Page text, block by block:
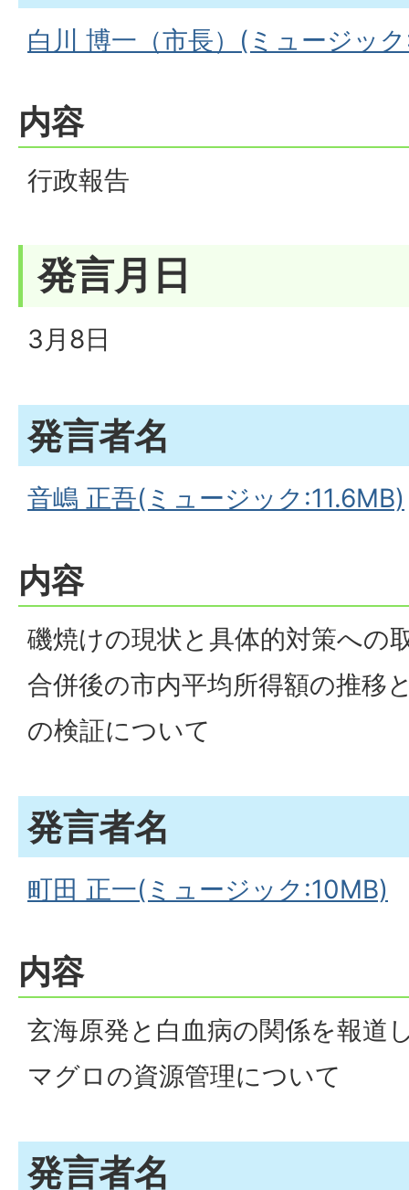
白川 博一（市長）(ミュージッ
内容
行政報告
発言月日
3月8日
発言者名
音嶋 正吾(ミュージック:11.6MB)
内容
磯焼けの現状と具体的対策への
合併後の市内平均所得額の推移
の検証について
発言者名
町田 正一(ミュージック:10MB)
内容
玄海原発と白血病の関係を報道
マグロの資源管理について
発言者名